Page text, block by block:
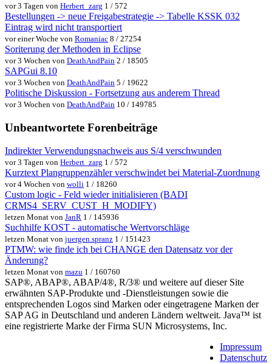
vor 3 Tagen von Herbert_zarg 1 / 572
Bestellungen -> neue Freigabestrategie -> Tabelle KSSK 032
Eintrag wird nicht transportiert
vor einer Woche von Romaniac 8 / 27254
Soriterung der Methoden in Eclipse
vor 3 Wochen von DeathAndPain 2 / 18505
SAPGui 8.10
vor 3 Wochen von DeathAndPain 5 / 19622
Politische Diskussion - Fortsetzung aus anderem Thread
vor 3 Wochen von DeathAndPain 10 / 149785
Unbeantwortete Forenbeiträge
Indirekter Verwendungsnachweis aus S/4 verschwunden
vor 3 Tagen von Herbert_zarg 1 / 572
Kurztext Plangruppenzähler verschwindet bei Material-Zuordnung
vor 4 Wochen von wolli 1 / 18260
Custom logic - Feld wieder initialisieren (BADI
CRMS4_SERV_CUST_H_MODIFY)
letzen Monat von JanR 1 / 145936
Suchhilfe KOST - automatische Wertvorschläge
letzen Monat von juergen.spranz 1 / 151423
PTMW: wie finde ich bei CHANGE den Datensatz vor der
Änderung?
letzen Monat von mazu 1 / 160760
SAP®, ABAP®, ABAP/4®, R/3® und weitere auf dieser Site
erwähnten SAP-Produkte und -Dienstleistungen sowie die
entsprechenden Logos sind Marken oder eingetragene Marken der
SAP AG in Deutschland und anderen Ländern weltweit. Java™ ist
eine registrierte Marke der Firma SUN Microsystems, Inc.
Impressum
Datenschutz